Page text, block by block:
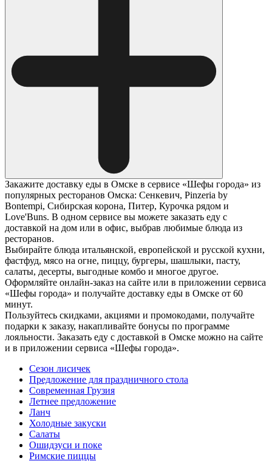
Закажите доставку еды в Омске в сервисе «Шефы города» из
популярных ресторанов Омска: Сенкевич, Pinzeria by
Bontempi, Сибирская корона, Питер, Курочка рядом и
Love'Buns. В одном сервисе вы можете заказать еду с
доставкой на дом или в офис, выбрав любимые блюда из
ресторанов.
Выбирайте блюда итальянской, европейской и русской кухни,
фастфуд, мясо на огне, пиццу, бургеры, шашлыки, пасту,
салаты, десерты, выгодные комбо и многое другое.
Оформляйте онлайн-заказ на сайте или в приложении сервиса
«Шефы города» и получайте доставку еды в Омске от 60
минут.
Пользуйтесь скидками, акциями и промокодами, получайте
подарки к заказу, накапливайте бонусы по программе
лояльности. Заказать еду с доставкой в Омске можно на сайте
и в приложении сервиса «Шефы города».
Сезон лисичек
Предложение для праздничного стола
Современная Грузия
Летнее предложение
Ланч
Холодные закуски
Салаты
Ошидзуси и поке
Римские пиццы